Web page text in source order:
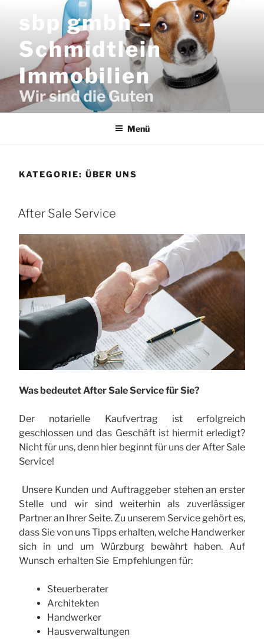
sbp gmbh –
Schmidtlein
Immobilien
Wir sind die Guten
Menü
KATEGORIE: ÜBER UNS
After Sale Service
Was bedeutet After Sale Service für Sie?
Der notarielle Kaufvertrag ist erfolgreich
geschlossen und das Geschäft ist hiermit erledigt?
Nicht für uns, denn hier beginnt für uns der After Sale
Service!
Unsere Kunden und Auftraggeber stehen an erster
Stelle und wir sind weiterhin als zuverlässiger
Partner an Ihrer Seite. Zu unserem Service gehört es,
dass Sie von uns Tipps erhalten, welche Handwerker
sich in und um Würzburg bewährt haben. Auf
Wunsch erhalten Sie Empfehlungen für:
Steuerberater
Architekten
Handwerker
Hausverwaltungen